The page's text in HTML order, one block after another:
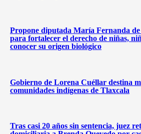
Propone diputada María Fernanda
para fortalecer el derecho de niñas,
conocer su origen biológico
Gobierno de Lorena Cuéllar destina
comunidades indígenas de Tlaxcala
Tras casi 20 años sin sentencia, juez